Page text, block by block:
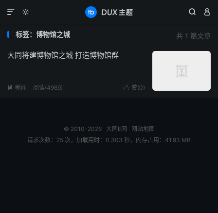
  

共 1 篇文章
标签：博物馆之城
大同将建博物馆之城 打造博物馆群
 赞(0)
 新闻 阅读(4969)
© 2010-2026 大同E网
网站地图
请求次数：25 次，加载用时：0.303 秒，内存占用：41.93 MB